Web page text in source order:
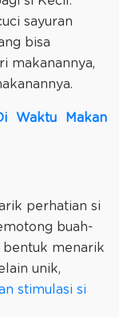
sayuran
bisa
makanannya,
Waktu Makan
perhatian si
buah-
bentuk menarik
unik,
stimulasi si